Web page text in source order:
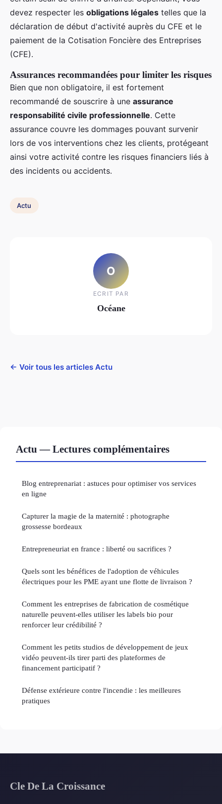
devez respecter les obligations légales telles que la
déclaration de début d'activité auprès du CFE et le
paiement de la Cotisation Foncière des Entreprises
(CFE).
Assurances recommandées pour limiter les risques
Bien que non obligatoire, il est fortement
recommandé de souscrire à une assurance
responsabilité civile professionnelle. Cette
assurance couvre les dommages pouvant survenir
lors de vos interventions chez les clients, protégeant
ainsi votre activité contre les risques financiers liés à
des incidents ou accidents.
Actu
O
ECRIT PAR
Océane
← Voir tous les articles Actu
Actu — Lectures complémentaires
Blog entreprenariat : astuces pour optimiser vos services
en ligne
Capturer la magie de la maternité : photographe
grossesse bordeaux
Entrepreneuriat en france : liberté ou sacrifices ?
Quels sont les bénéfices de l'adoption de véhicules
électriques pour les PME ayant une flotte de livraison ?
Comment les entreprises de fabrication de cosmétique
naturelle peuvent-elles utiliser les labels bio pour
renforcer leur crédibilité ?
Comment les petits studios de développement de jeux
vidéo peuvent-ils tirer parti des plateformes de
financement participatif ?
Défense extérieure contre l'incendie : les meilleures
pratiques
Cle De La Croissance